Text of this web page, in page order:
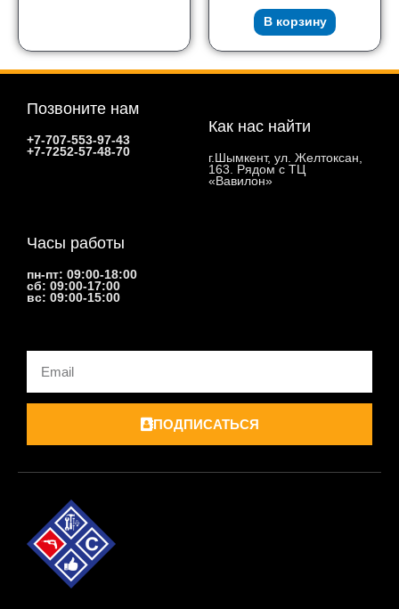
В корзину
Позвоните нам
+7-707-553-97-43
+7-7252-57-48-70
Как нас найти
г.Шымкент, ул. Желтоксан,
163. Рядом с ТЦ
«Вавилон»
Часы работы
пн-пт: 09:00-18:00
сб: 09:00-17:00
вс: 09:00-15:00
Email
ПОДПИСАТЬСЯ